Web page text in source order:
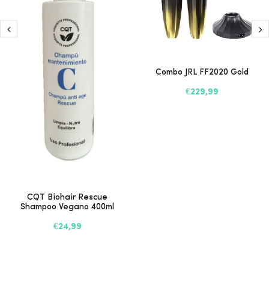
CQT Biohair Rescue
Shampoo Vegano 400ml
€24,99
Combo JRL FF2020 Gold
€229,99